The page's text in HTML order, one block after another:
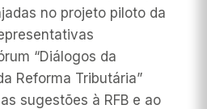
no projeto piloto da
“Diálogos da
Reforma Tributária”
sugestões à RFB e ao